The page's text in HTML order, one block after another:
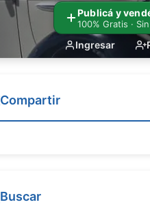
Publicá y
100% Gratis ·
Ingresar
Compartir
Buscar